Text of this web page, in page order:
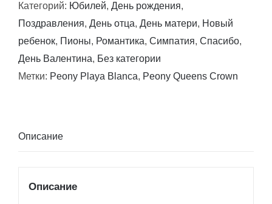
Каталина
Категорий: Юбилей, День рождения,
Поздравления, День отца, День матери, Новый
ребенок, Пионы, Романтика, Симпатия, Спасибо,
День Валентина, Без категории
Метки: Peony Playa Blanca, Peony Queens Crown
Описание
Описание